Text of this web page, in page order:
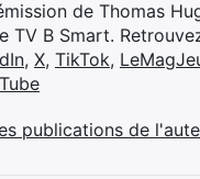
de Thomas
TV B Smart.
, X, TikTok,
publications de